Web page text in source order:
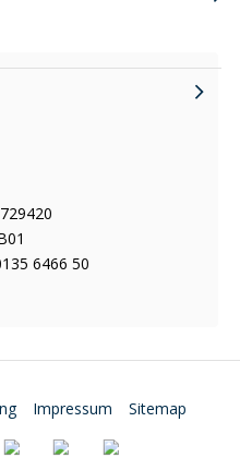
6466 50
Impressum Sitemap